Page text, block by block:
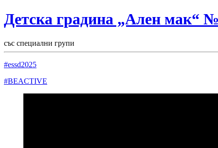
Детска градина „Ален мак“
със специални групи
#essd2025
#BEACTIVE